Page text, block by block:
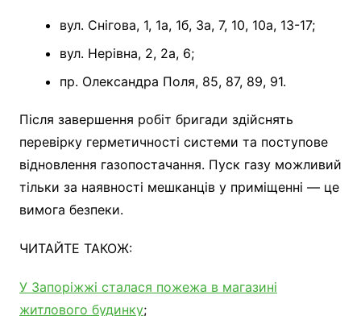
вул. Снігова, 1, 1а, 1б, 3а, 7, 10, 10а, 13-17;
вул. Нерівна, 2, 2а, 6;
пр. Олександра Поля, 85, 87, 89, 91.
Після завершення робіт бригади здійснять
перевірку герметичності системи та поступове
відновлення газопостачання. Пуск газу можливий
тільки за наявності мешканців у приміщенні — це
вимога безпеки.
ЧИТАЙТЕ ТАКОЖ:
У Запоріжжі сталася пожежа в магазині
житлового будинку;